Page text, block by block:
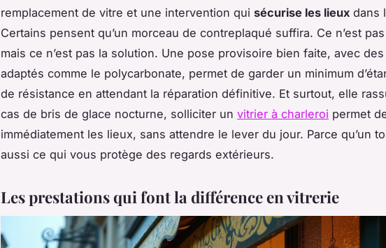
remplacement de vitre et une intervention qui sécurise les lieux dans
Certains pensent qu’un morceau de contreplaqué suffira. Ce n’est
mais ce n’est pas la solution. Une pose provisoire bien faite, avec des
adaptés comme le polycarbonate, permet de garder un minimum
de résistance en attendant la réparation définitive. Et surtout, elle
cas de bris de glace nocturne, solliciter un vitrier à charleroi permet
immédiatement les lieux, sans attendre le lever du jour. Parce qu’un
aussi ce qui vous protège des regards extérieurs.
Les prestations qui font la différence en vitrerie